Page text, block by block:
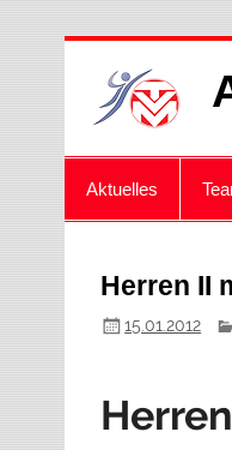
Aktuelles
Herren II
15.01.2012